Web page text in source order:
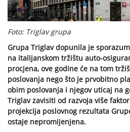
Foto: Triglav grupa
Grupa Triglav dopunila je
na italijanskom tržištu auto-
procjena, ove godine će na tom
poslovanja nego što je prvobitno
obim poslovanja i njegov uticaj na
Triglav zavisiti od razvoja više
projekcija poslovnog rezultata
ostaje nepromijenjena.